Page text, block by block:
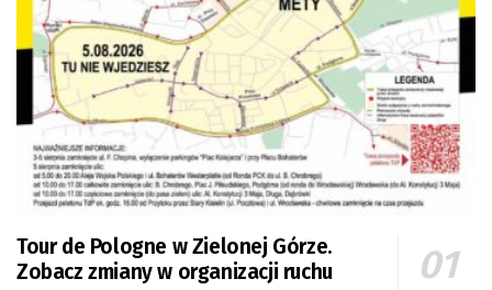
Tour de Pologne w Zielonej Górze.
Zobacz zmiany w organizacji ruchu